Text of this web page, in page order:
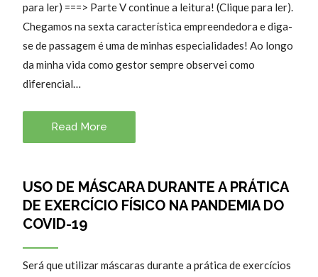
para ler) ===> Parte V continue a leitura! (Clique para ler).
Chegamos na sexta característica empreendedora e diga-
se de passagem é uma de minhas especialidades! Ao longo
da minha vida como gestor sempre observei como
diferencial…
Read More
USO DE MÁSCARA DURANTE A PRÁTICA
DE EXERCÍCIO FÍSICO NA PANDEMIA DO
COVID-19
Será que utilizar máscaras durante a prática de exercícios